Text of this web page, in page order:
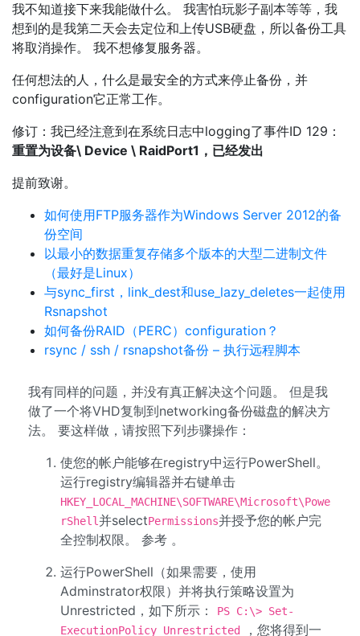
我不知道接下来我能做什么。 我害怕玩影子副本等等，我
想到的是我第二天会去定位和上传USB硬盘，所以备份工具
将取消操作。 我不想修复服务器。
任何想法的人，什么是最安全的方式来停止备份，并
configuration它正常工作。
修订：我已经注意到在系统日志中logging了事件ID 129：
重置为设备\ Device \ RaidPort1，已经发出
提前致谢。
如何使用FTP服务器作为Windows Server 2012的备
份空间
以最小的数据重复存储多个版本的大型二进制文件
（最好是Linux）
与sync_first，link_dest和use_lazy_deletes一起使用
Rsnapshot
如何备份RAID（PERC）configuration？
rsync / ssh / rsnapshot备份 – 执行远程脚本
我有同样的问题，并没有真正解决这个问题。 但是我
做了一个将VHD复制到networking备份磁盘的解决方
法。 要这样做，请按照下列步骤操作：
使您的帐户能够在registry中运行PowerShell。
运行registry编辑器并右键单击
HKEY_LOCAL_MACHINE\SOFTWARE\Microsoft\Powe
rShell并selectPermissions并授予您的帐户完
全控制权限。 参考 。
运行PowerShell（如果需要，使用
Adminstrator权限）并将执行策略设置为
Unrestricted，如下所示：
PS C:\> Set-
ExecutionPolicy Unrestricted
，您将得到一